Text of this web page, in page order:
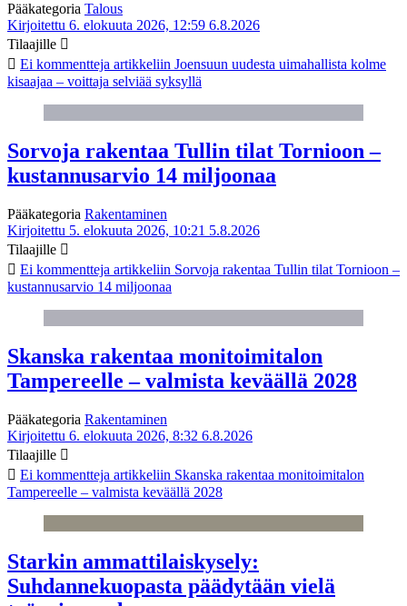
Pääkategoria Talous
Kirjoitettu 6. elokuuta 2026, 12:59 6.8.2026
Tilaajille
Ei kommentteja artikkeliin Joensuun uudesta uimahallista kolme
kisaajaa – voittaja selviää syksyllä
Sorvoja rakentaa Tullin tilat Tornioon –
kustannusarvio 14 miljoonaa
Pääkategoria Rakentaminen
Kirjoitettu 5. elokuuta 2026, 10:21 5.8.2026
Tilaajille
Ei kommentteja artikkeliin Sorvoja rakentaa Tullin tilat Tornioon –
kustannusarvio 14 miljoonaa
Skanska rakentaa monitoimitalon
Tampereelle – valmista keväällä 2028
Pääkategoria Rakentaminen
Kirjoitettu 6. elokuuta 2026, 8:32 6.8.2026
Tilaajille
Ei kommentteja artikkeliin Skanska rakentaa monitoimitalon
Tampereelle – valmista keväällä 2028
Starkin ammattilaiskysely:
Suhdannekuopasta päädytään vielä